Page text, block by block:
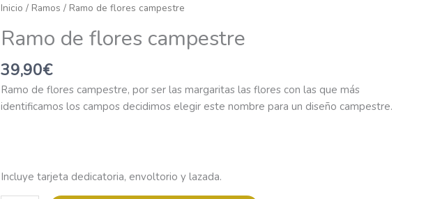
Inicio / Ramos / Ramo de flores campestre
Ramo de flores campestre
39,90€
Ramo de flores campestre, por ser las margaritas las flores con las que más
identificamos los campos decidimos elegir este nombre para un diseño campestre.
Incluye tarjeta dedicatoria, envoltorio y lazada.
Ramo
flores
cantidad